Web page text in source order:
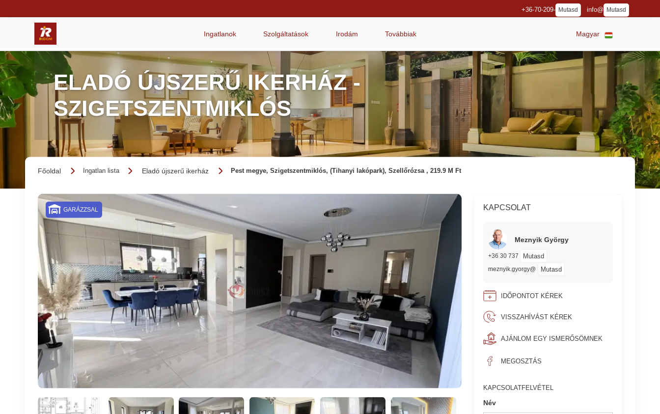
+36-70-209- Mutasd info@ Mutasd
Ingatlanok Szolgáltatások Irodám Továbbiak Magyar
ELADÓ ÚJSZERŰ IKERHÁZ -
SZIGETSZENTMIKLÓS
Főoldal Ingatlan lista Eladó újszerű ikerház Pest megye, Szigetszentmiklós, (Tihanyi lakópark), Szellőrózsa , 219.9 M Ft
GARÁZZSAL KAPCSOLAT
Meznyik György
+36 30 737 Mutasd
meznyik.gyorgy@ Mutasd
IDŐPONTOT KÉREK
VISSZAHÍVÁST KÉREK
AJÁNLOM EGY ISMERŐSÖMNEK
MEGOSZTÁS
KAPCSOLATFELVÉTEL
Név